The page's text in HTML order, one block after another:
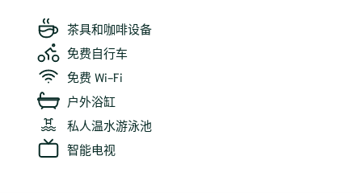
茶具和咖啡设备
免费自行车
免费 Wi-Fi
户外浴缸
私人温水游泳池
智能电视